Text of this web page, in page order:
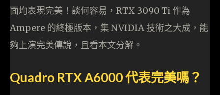
面均表現完美！談何容易，RTX 3090 Ti 作為
Ampere 的終極版本，集 NVIDIA 技術之大成，能
夠上演完美傳說，且看本文分解。
Quadro RTX A6000 代表完美嗎？